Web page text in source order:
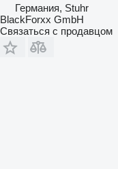
Германия, Stuhr
BlackForxx GmbH
Связаться с продавцом